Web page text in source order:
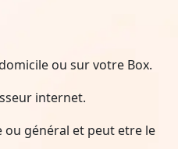
ou sur votre Box.
internet.
général et peut etre le